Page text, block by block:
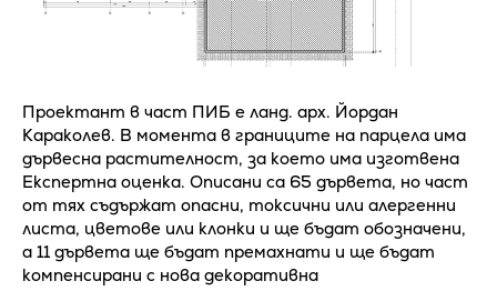
Проектант в част ПИБ е ланд. арх. Йордан
Караколев. В момента в границите на парцела има
дървесна растителност, за което има изготвена
Експертна оценка. Описани са 65 дървета, но част
от тях съдържат опасни, токсични или алергенни
листа, цветове или клонки и ще бъдат обозначени,
а 11 дървета ще бъдат премахнати и ще бъдат
компенсирани с нова декоративна